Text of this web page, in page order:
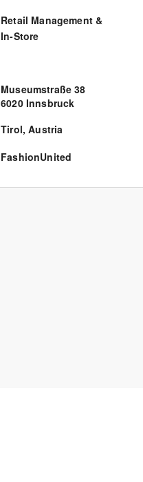
Retail Management &
In-Store
Museumstraße 38
6020 Innsbruck
Tirol,Austria
FashionUnited